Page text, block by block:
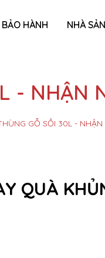
HÀNH NHÀ
- NHẬN
GỖ SỒI 30L - NHẬN
QUÀ